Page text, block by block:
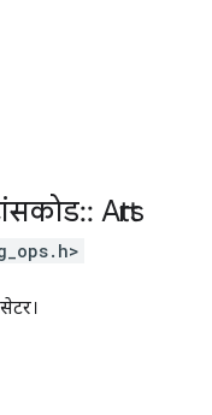
:: Attrs